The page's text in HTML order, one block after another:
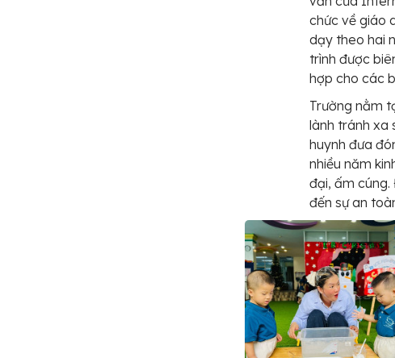
chức về giáo
dạy theo hai
trình được
hợp cho các
Trường nằm
lành tránh xa
huynh đưa
nhiều năm
đại, ấm
đến sự an